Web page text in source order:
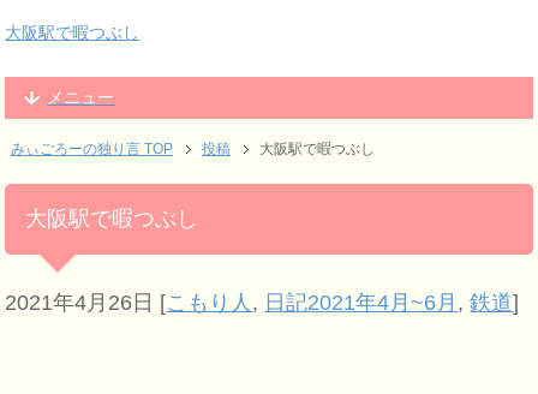
大阪駅で暇つぶし
メニュー
みぃごろーの独り言 TOP 投稿 大阪駅で暇つぶし
大阪駅で暇つぶし
2021年4月26日 [こもり人 , 日記2021年4月~6月 ,鉄道]